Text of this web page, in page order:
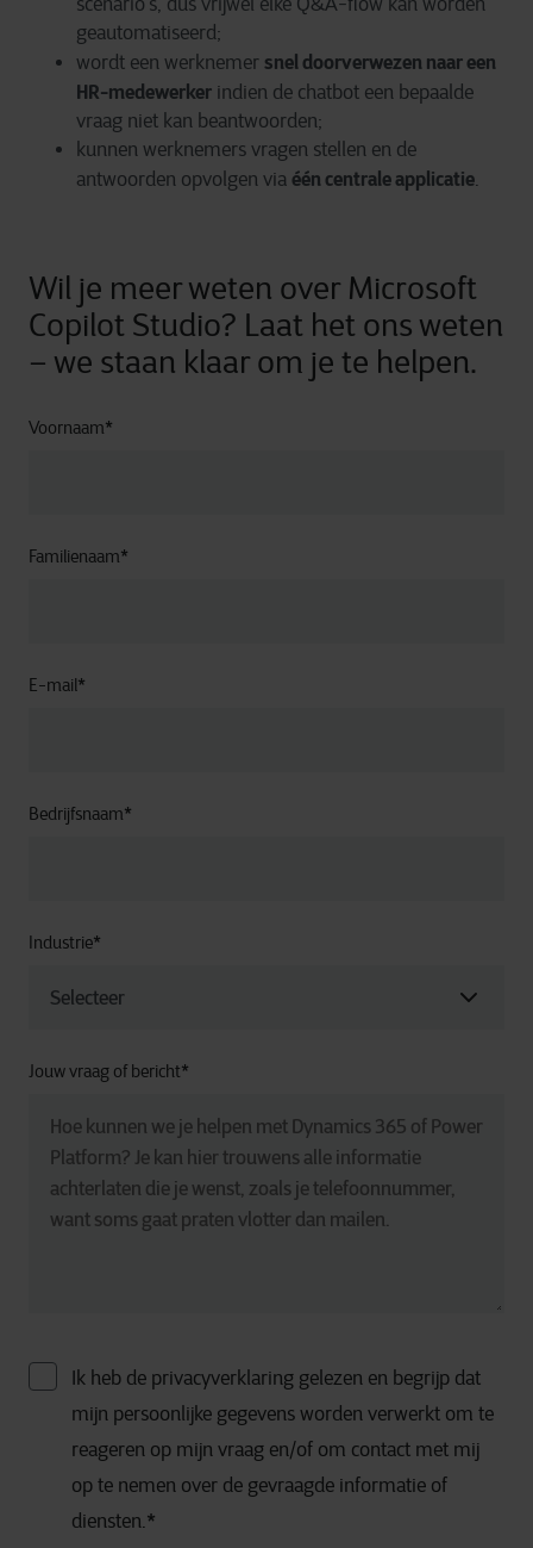
geautomatiseerd;
wordt een werknemer snel doorverwezen naar een
HR-medewerker indien de chatbot een bepaalde
vraag niet kan beantwoorden;
kunnen werknemers vragen stellen en de
antwoorden opvolgen via één centrale applicatie.
Wil je meer weten over Microsoft
Copilot Studio? Laat het ons weten
– we staan klaar om je te helpen.
Voornaam*
Familienaam*
E-mail*
Bedrijfsnaam*
Industrie*
Jouw vraag of bericht*
Ik heb de privacyverklaring gelezen en begrijp dat
mijn persoonlijke gegevens worden verwerkt om te
reageren op mijn vraag en/of om contact met mij
op te nemen over de gevraagde informatie of
diensten.*